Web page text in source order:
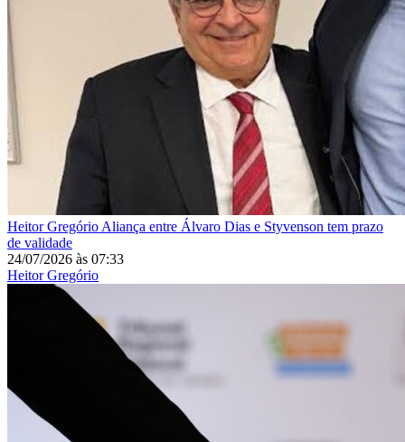
Heitor Gregório Aliança entre Álvaro Dias e Styvenson tem prazo
de validade
24/07/2026 às 07:33
Heitor Gregório